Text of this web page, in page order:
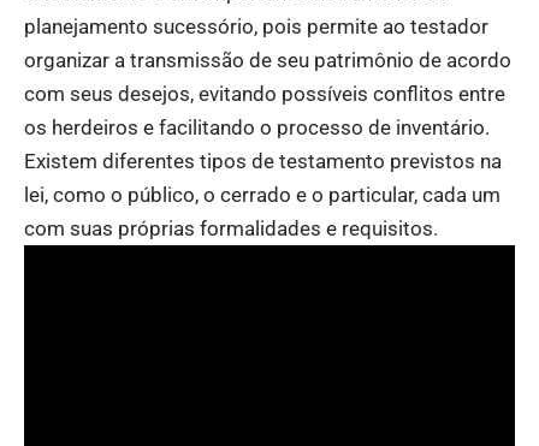
planejamento sucessório, pois permite ao testador
organizar a transmissão de seu patrimônio de acordo
com seus desejos, evitando possíveis conflitos entre
os herdeiros e facilitando o processo de inventário.
Existem diferentes tipos de testamento previstos na
lei, como o público, o cerrado e o particular, cada um
com suas próprias formalidades e requisitos.